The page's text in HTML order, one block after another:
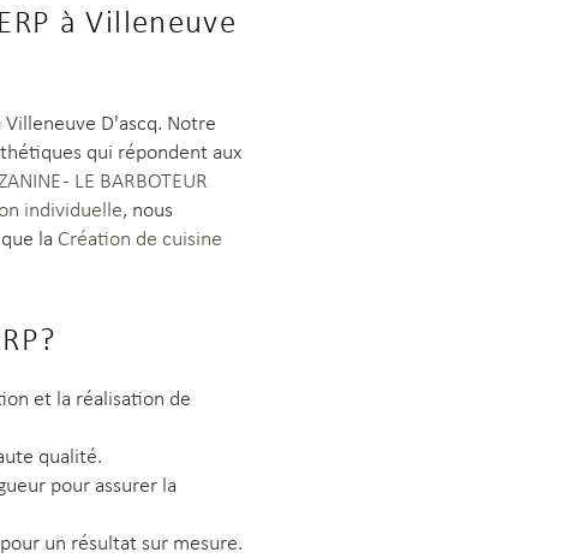
à Villeneuve
Villeneuve D'ascq. Notre
qui répondent aux
- LE BARBOTEUR
individuelle, nous
la Création de cuisine
et la réalisation de
qualité.
pour assurer la
un résultat sur mesure.